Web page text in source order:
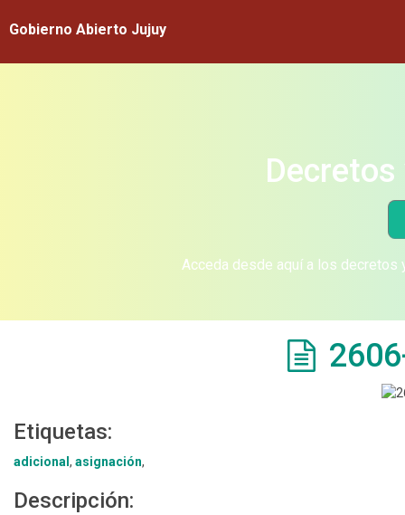
Gobierno Abierto Jujuy
Acceda desde aquí a los
Etiquetas:
adicional , asignación,
Descripción: